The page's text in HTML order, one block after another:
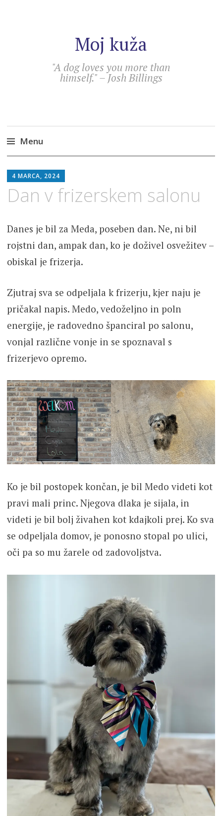
Moj kuža
"A dog loves you more than
himself." – Josh Billings
Menu
to
content
4 MARCA, 2024
Dan v frizerskem salonu
Danes je bil za Meda, poseben dan. Ne, ni bil
rojstni dan, ampak dan, ko je doživel osvežitev –
obiskal je frizerja.
Zjutraj sva se odpeljala k frizerju, kjer naju je
pričakal napis. Medo, vedoželjno in poln
energije, je radovedno španciral po salonu,
vonjal različne vonje in se spoznaval s
frizerjevo opremo.
Ko je bil postopek končan, je bil Medo videti kot
pravi mali princ. Njegova dlaka je sijala, in
videti je bil bolj živahen kot kdajkoli prej. Ko sva
se odpeljala domov, je ponosno stopal po ulici,
oči pa so mu žarele od zadovoljstva.